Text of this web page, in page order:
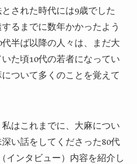
された時代には9歳でした
るまでに数年かかったよう
代半ば以降の人々は、まだ大
た頃10代の若者になってい
ついて多くのことを覚えて
はこれまでに、大麻につい
い話をしてくださった80代
インタビュー）内容を紹介し